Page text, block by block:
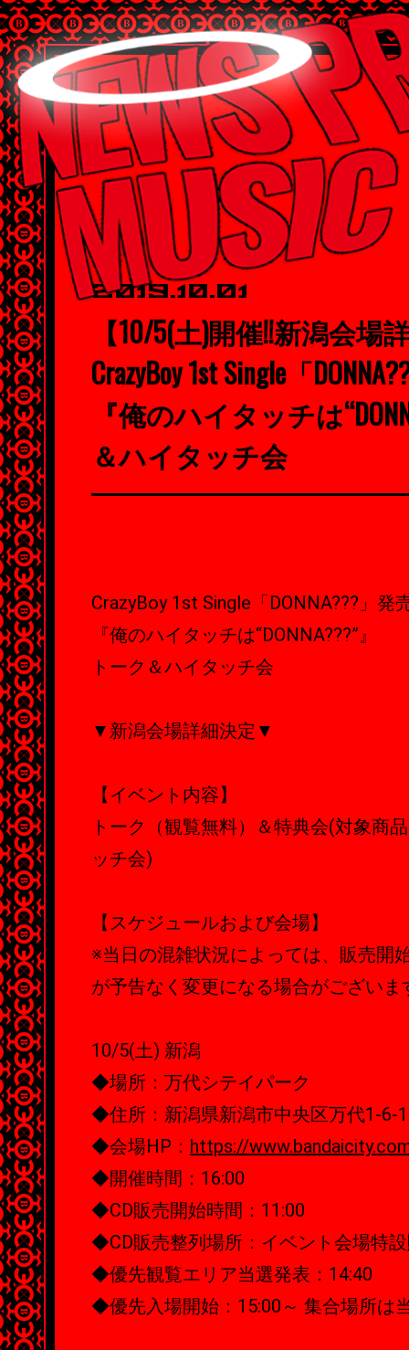
2019.10.01
【10/5(土)開催!!新潟会場
CrazyBoy 1st Single「
『俺のハイタッチは
＆ハイタッチ会
CrazyBoy 1st Single「DONNA???」発
『俺のハイタッチは“DONNA???”』
トーク＆ハイタッチ会
▼新潟会場詳細決定▼
【イベント内容】
トーク（観覧無料）＆特典会(対象商
ッチ会)
【スケジュールおよび会場】
※当日の混雑状況によっては、販売開
が予告なく変更になる場合がございま
10/5(土) 新潟
◆場所：万代シテイパーク
◆住所：新潟県新潟市中央区万代
◆会場HP： https://
◆開催時間：16:00
◆CD販売開始時間：11:00
◆CD販売整列場所：イベント会場特
◆優先観覧エリア当選発表：14:40
◆優先入場開始：15:00～ 集合場所は